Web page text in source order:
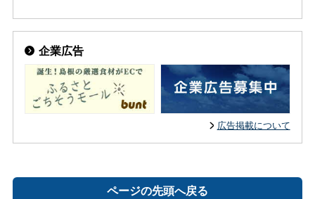
企業広告
広告掲載について
ページの先頭へ戻る